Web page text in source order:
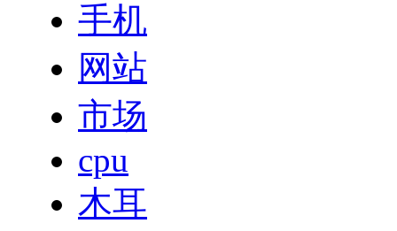
手机
网站
市场
cpu
木耳